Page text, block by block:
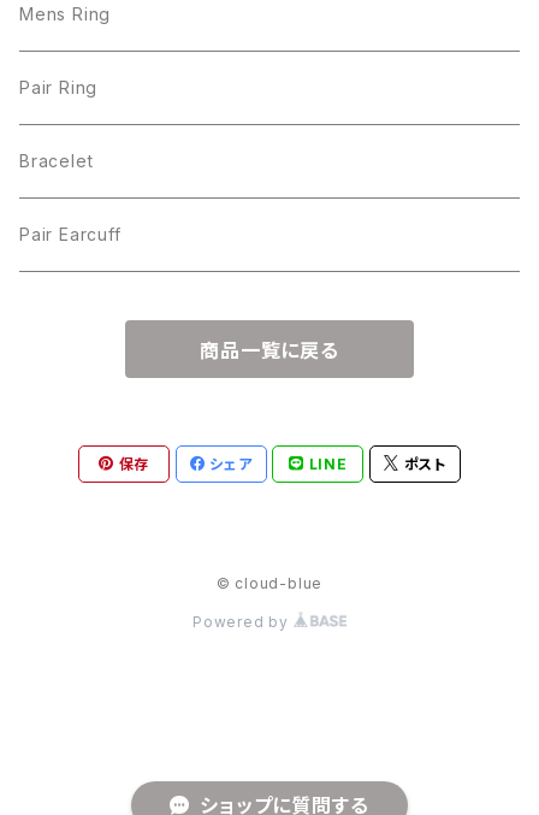
ショップに質問する
Mens Ring
Pair Ring
Bracelet
Pair Earcuff
商品一覧に戻る
保存 シェア LINE ポスト
© cloud-blue
Powered by